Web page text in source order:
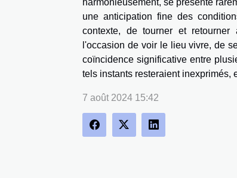
une anticipation fine des
contexte, de tourner et retourner
l'occasion de voir le lieu vivre, de
coïncidence significative entre
tels instants resteraient inexprimés,
7 août 2024 15:42